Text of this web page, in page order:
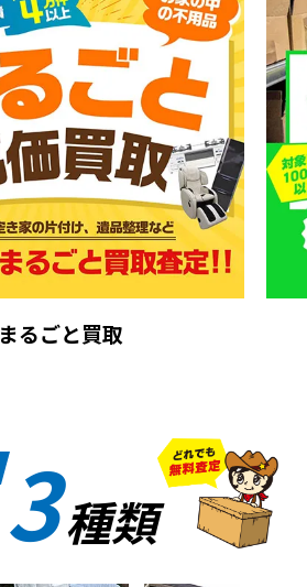
まるごと買取
3種類